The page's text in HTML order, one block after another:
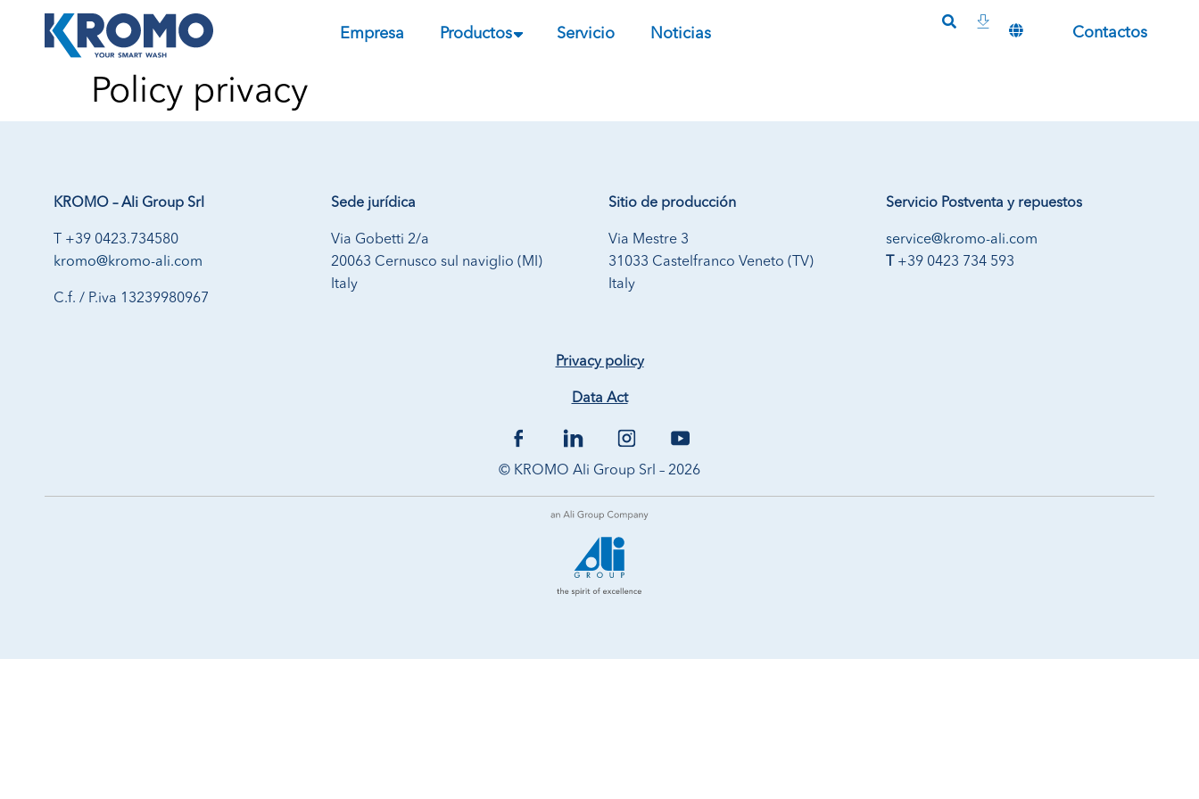
Empresa Productos Servicio Noticias Contactos
Policy privacy
KROMO – Ali Group Srl
T +39 0423.734580
kromo@kromo-ali.com
C.f. / P.iva 13239980967
Sede jurídica
Via Gobetti 2/a
20063 Cernusco sul naviglio (MI)
Italy
Sitio de producción
Via Mestre 3
31033 Castelfranco Veneto (TV)
Italy
Servicio Postventa y repuestos
service@kromo-ali.com
T +39 0423 734 593
Privacy policy
Data Act
© KROMO Ali Group Srl – 2026